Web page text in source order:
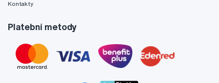
Kontakty
Platební metody